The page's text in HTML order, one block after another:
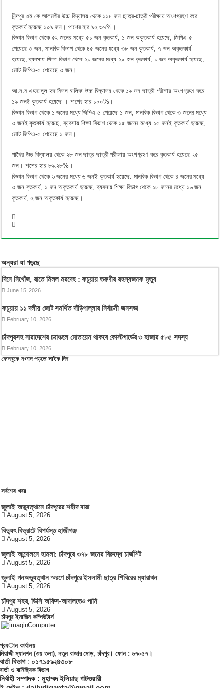
নিন্দপুর এম.কে আলমগীর উচ্চ বিদ্যালয় থেকে ১১৮ জন ছাত্র-ছাত্রী পরীক্ষায় অংশগ্রহণ করে
কৃতকার্য হয়েছে ১০৯ জন। পাশের হার ৯২.৩৭%।
বিজ্ঞান বিভাগ থেকে ৫২ জনের মধ্যে ৫১ জন কৃতকার্য, ১ জন অকৃতকার্য হয়েছে, জিপিএ-৫
পেয়েছে ৩ জন, মানবিক বিভাগ থেকে ৪৫ জনের মধ্যে ৩৮ জন কৃতকার্য, ৭ জন অকৃতকার্য
হয়েছে, ব্যবসায় শিক্ষা বিভাগ থেকে ২১ জনের মধ্যে ২০ জন কৃতকার্য, ১ জন অকৃতকার্য হয়েছে,
মোট জিপিএ-৫ পেয়েছে ৩ জন।
আ.ন.ম এহছানুল হক মিলন বালিকা উচ্চ বিদ্যালয় থেকে ১৯ জন ছাত্রী পরীক্ষায় অংশগ্রহণ করে
১৯ জনই কৃতকার্য হয়েছে । পাশের হার ১০০%।
বিজ্ঞান বিভাগ থেকে ১ জনের মধ্যে জিপিএ-৫ পেয়েছে ১ জন, মানবিক বিভাগ থেকে ৩ জনের মধ্যে
৩ জনই কৃতকার্য হয়েছে, ব্যবসায় শিক্ষা বিভাগ থেকে ১৫ জনের মধ্যে ১৫ জনই কৃতকার্য হয়েছে,
মোট জিপিএ-৫ পেয়েছে ১ জন।
পাথৈর উচ্চ বিদ্যালয় থেকে ২৮ জন ছাত্র-ছাত্রী পরীক্ষায় অংশগ্রহণ করে কৃতকার্য হয়েছে ২৫
জন। পাশের হার ৮৯.২৮%।
বিজ্ঞান বিভাগ থেকে ৬ জনের মধ্যে ৬ জনই কৃতকার্য হয়েছে, মানবিক বিভাগ থেকে ৪ জনের মধ্যে
৩ জন কৃতকার্য, ১ জন অকৃতকার্য হয়েছে, ব্যবসায় শিক্ষা বিভাগ থেকে ১৮ জনের মধ্যে ১৬ জন
কৃতকার্য, ২ জন অকৃতকার্য হয়েছে।
অন্যরা যা পড়ছে
দিনে নিখোঁজ, রাতে মিলল মরদেহ : কচুয়ায় তরুণীর রহস্যজনক মৃত্যু
June 15, 2026
কচুয়ায় ১১ দলীয় জোট সমর্থিত দাঁড়িপাল্লার নির্বাচনী জনসভা
February 10, 2026
চাঁদপুরসহ সারাদেশের চরাঞ্চলে মোতায়েন থাকবে কোস্টগার্ডের ৩ হাজার ৫৮৫ সদস্য
February 10, 2026
ফেসবুকে সংবাদ পড়তে লাইক দিন
সর্বশেষ খবর
জুলাই অভ্যুত্থানে চাঁদপুরের শহীদ যারা
August 5, 2026
বিদ্যুৎ বিভ্রাটে বিপর্যস্ত হাজীগঞ্জ
August 5, 2026
জুলাই আন্দোলনে হামলা: চাঁদপুরে ৩৭৮ জনের বিরুদ্ধে চার্জশিট
August 5, 2026
জুলাই গনঅভ্যুত্থান স্মরণে চাঁদপুরে ইসলামী ছাত্র শিবিরের ম্যারাথন
August 5, 2026
চাঁদপুর শহর, ডিসি অফিস-আদালতেও পানি
August 5, 2026
চাঁদপুর ইমাজিন কম্পিউটার্স
প্রধান কার্যালয়
মিয়াজী ম্যানশন (৩য় তলা), নতুন বাজার মোড়, চাঁদপুর। ফোন : ৬৭০৫৭।
বার্তা বিভাগ : ০১৭১৫৯২৪৩০৮
বার্তা ও বানিজ্যিক বিভাগ
নির্বাহী সম্পাদক : মুহাম্মদ ইলিয়াছ পাটওয়ারী